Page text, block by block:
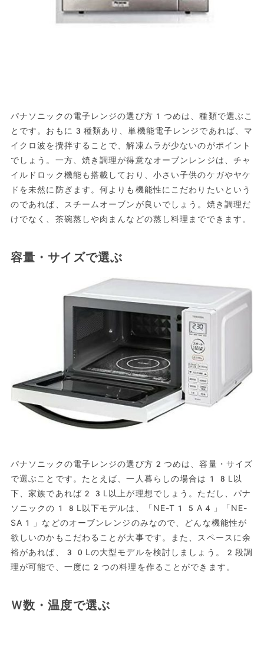
パナソニックの電子レンジの選び方1つめは、種類で選ぶこ
とです。おもに3種類あり、単機能電子レンジであれば、マ
イクロ波を攪拌することで、解凍ムラが少ないのがポイント
でしょう。一方、焼き調理が得意なオーブンレンジは、チャ
イルドロック機能も搭載しており、小さい子供のケガやヤケ
ドを未然に防ぎます。何よりも機能性にこだわりたいという
のであれば、スチームオーブンが良いでしょう。焼き調理だ
けでなく、茶碗蒸しや肉まんなどの蒸し料理までできます。
容量・サイズで選ぶ
パナソニックの電子レンジの選び方2つめは、容量・サイズ
で選ぶことです。たとえば、一人暮らしの場合は18L以
下、家族であれば23L以上が理想でしょう。ただし、パナ
ソニックの18L以下モデルは、「NE-T15A4」「NE-
SA1」などのオーブンレンジのみなので、どんな機能性が
欲しいのかもこだわることが大事です。また、スペースに余
裕があれば、30Lの大型モデルを検討しましょう。2段調
理が可能で、一度に2つの料理を作ることができます。
Ｗ数・温度で選ぶ